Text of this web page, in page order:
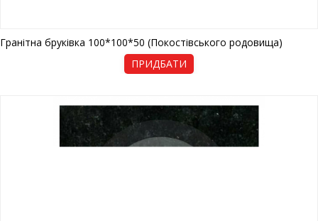
ПРИДБАТИ
Гранітна бруківка 100*100*50 (Покостівського родовища)